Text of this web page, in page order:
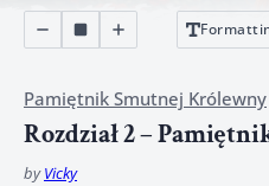
Pamiętnik Smutnej Królewny
Rozdział 2 –
byVicky